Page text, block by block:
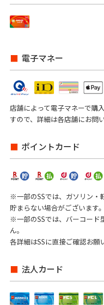
電子マネー
店舗によって電子マネーで購
すので、詳細は各店舗にお問
ポイントカード
※一部のSSでは、ガソリン・
貯まらない場合がございます。
※一部のSSでは、バーコード
ん。
各詳細はSSに直接ご確認お願
法人カード